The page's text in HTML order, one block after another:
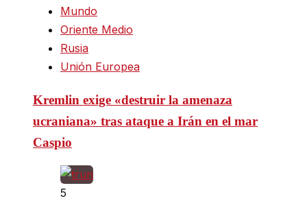
Mundo
Oriente Medio
Rusia
Unión Europea
Kremlin exige «destruir la amenaza
ucraniana» tras ataque a Irán en el mar
Caspio
5